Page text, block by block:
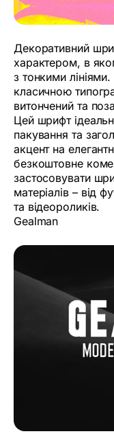
Декоративний
характером, в
з тонкими
класичною
витончений та
Цей шрифт
пакування та
акцент на
безкоштовне
застосовувати
матеріалів – від
та відеороликів.
Gealman